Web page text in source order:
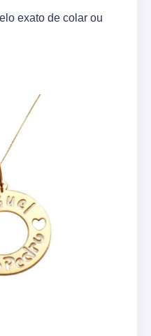
exato de colar ou